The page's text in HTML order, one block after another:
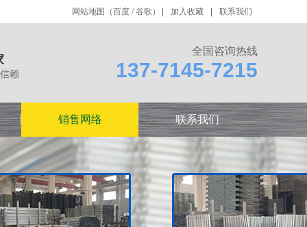
网站地图 （百度 /谷歌 ） 加入收藏 联系我们
赖
全国咨询热线
137-7145-7215
销售网络 联系我们